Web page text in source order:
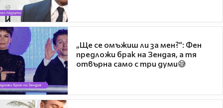
„Ще се омъжиш ли за мен?“: Фен
предложи брак на Зендая, а тя
отвърна само с три думи😅